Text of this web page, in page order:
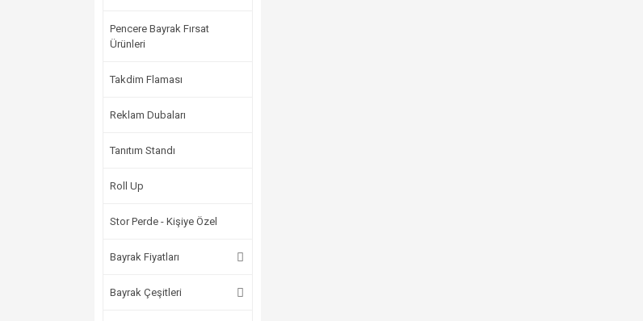
Pencere Bayrak Fırsat
Ürünleri
Takdim Flaması
Reklam Dubaları
Tanıtım Standı
Roll Up
Stor Perde - Kişiye Özel
Bayrak Fiyatları
Bayrak Çeşitleri